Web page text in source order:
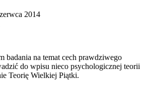
2014
badania na temat cech prawdziwego
do wpisu nieco psychologicznej teorii
Teorię Wielkiej Piątki.